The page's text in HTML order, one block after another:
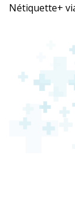
Nétiquette+